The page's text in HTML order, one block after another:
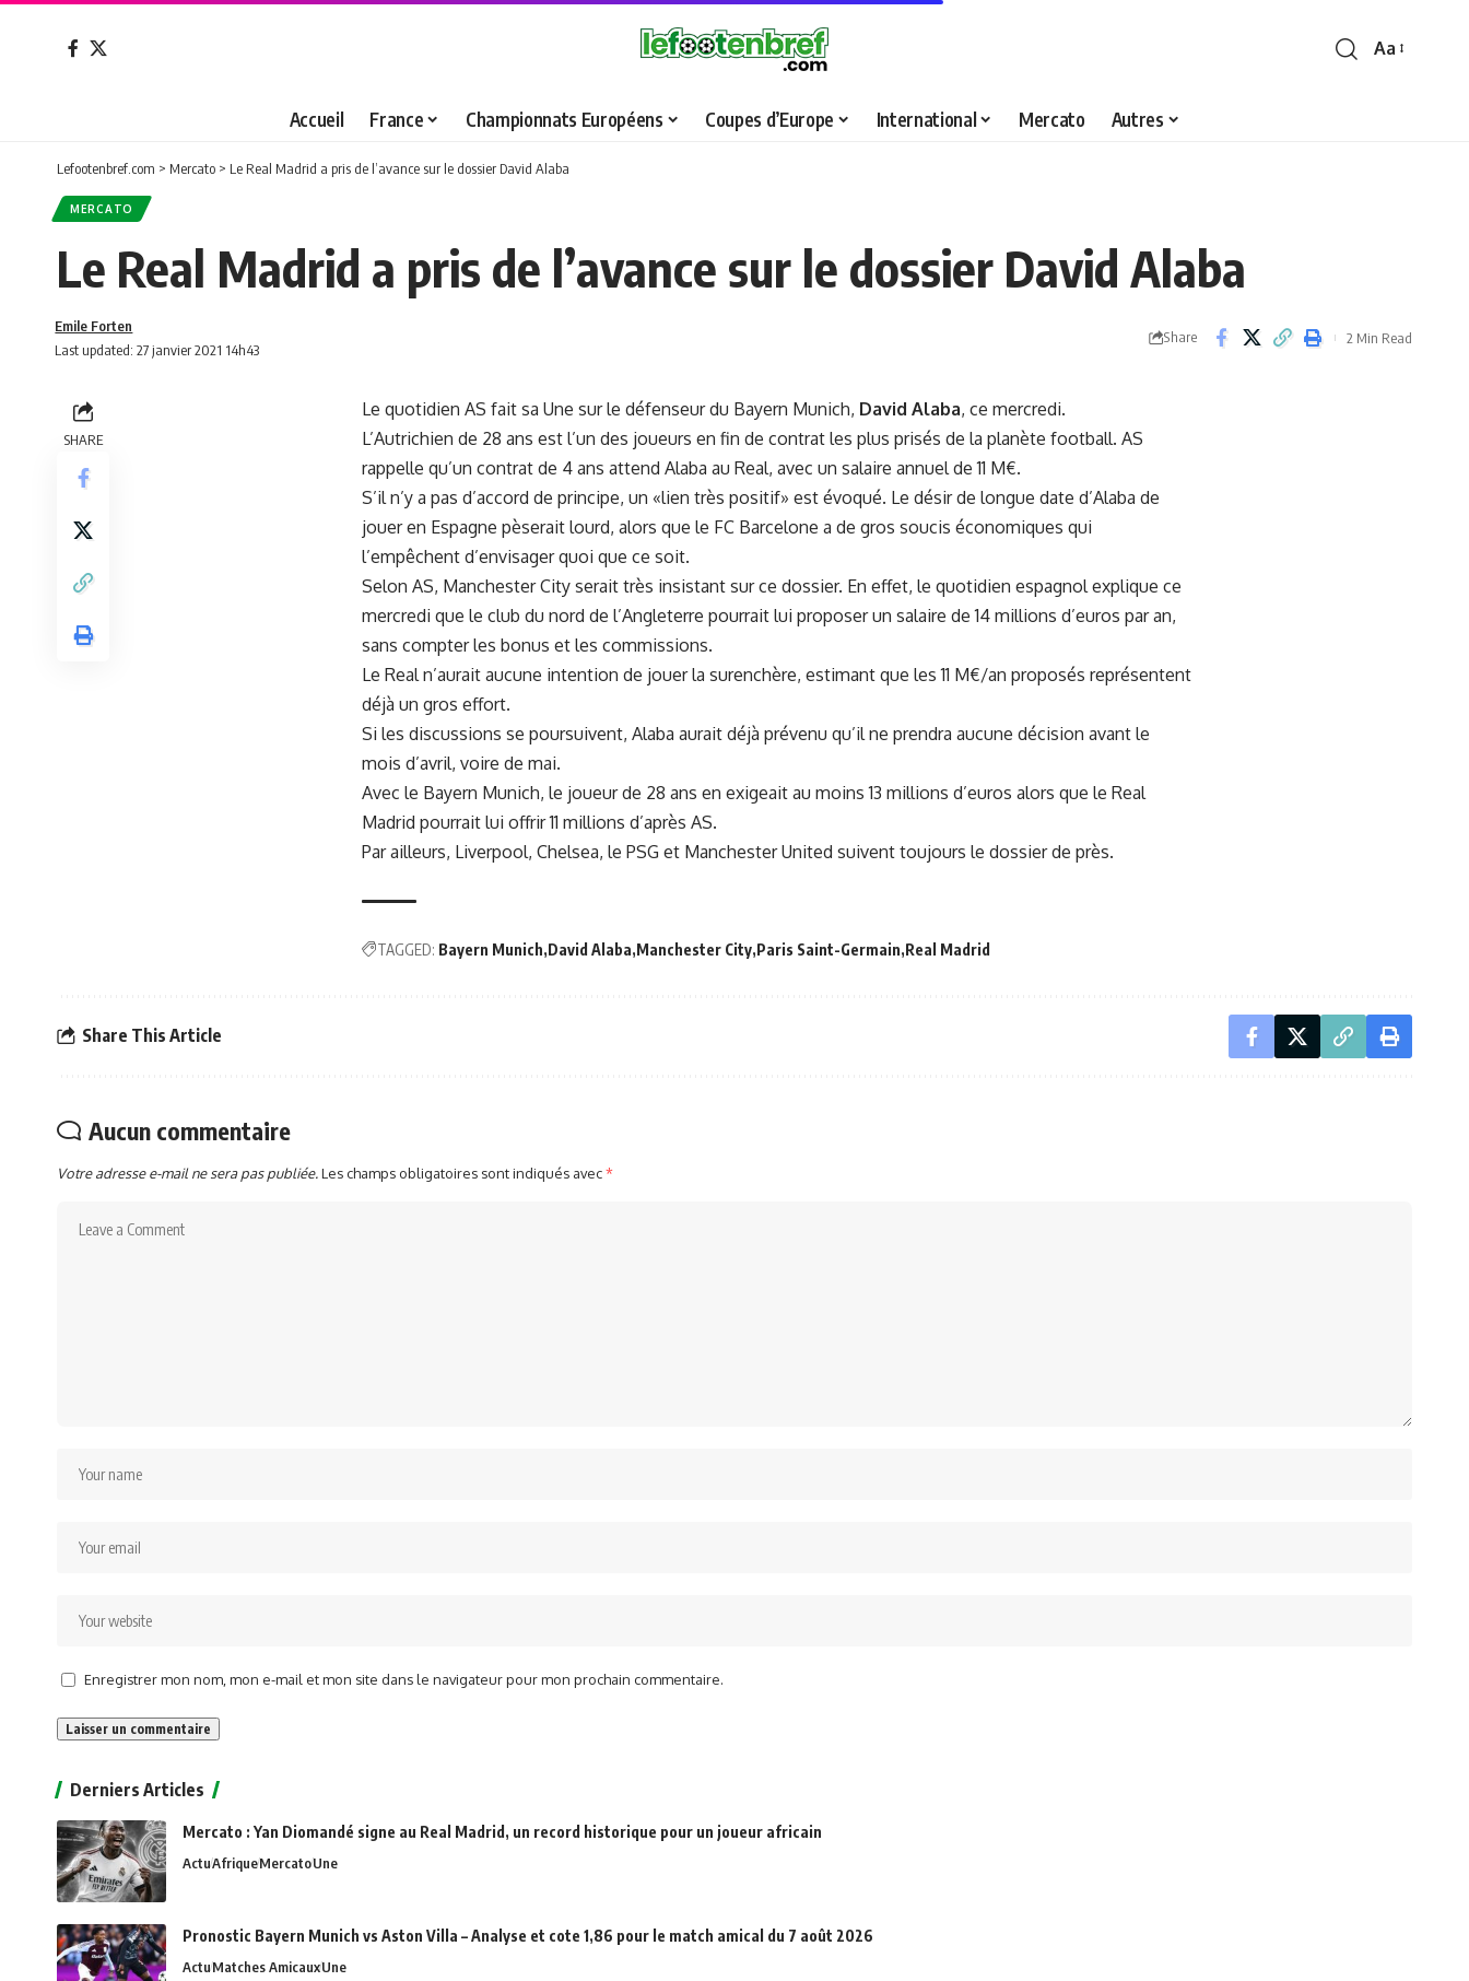
Font
Aa
Accueil France Championnats Européens Coupes d’Europe International Mercato Autres
Lefootenbref.com > Mercato > Le Real Madrid a pris de l’avance sur le dossier David Alaba
MERCATO
Le Real Madrid a pris de l’avance sur le dossier David Alaba
Last updated: 27 janvier 2021 14h43
Emile Forten
Share 2 Min Read
SHARE
Le quotidien AS fait sa Une sur le défenseur du Bayern Munich, David Alaba, ce mercredi.
L’Autrichien de 28 ans est l’un des joueurs en fin de contrat les plus prisés de la planète football. AS
rappelle qu’un contrat de 4 ans attend Alaba au Real, avec un salaire annuel de 11 M€.
S’il n’y a pas d’accord de principe, un «lien très positif» est évoqué. Le désir de longue date d’Alaba de
jouer en Espagne pèserait lourd, alors que le FC Barcelone a de gros soucis économiques qui
l’empêchent d’envisager quoi que ce soit.
Selon AS, Manchester City serait très insistant sur ce dossier. En effet, le quotidien espagnol explique ce
mercredi que le club du nord de l’Angleterre pourrait lui proposer un salaire de 14 millions d’euros par an,
sans compter les bonus et les commissions.
Le Real n’aurait aucune intention de jouer la surenchère, estimant que les 11 M€/an proposés représentent
déjà un gros effort.
Si les discussions se poursuivent, Alaba aurait déjà prévenu qu’il ne prendra aucune décision avant le
mois d’avril, voire de mai.
Avec le Bayern Munich, le joueur de 28 ans en exigeait au moins 13 millions d’euros alors que le Real
Madrid pourrait lui offrir 11 millions d’après AS.
Par ailleurs, Liverpool, Chelsea, le PSG et Manchester United suivent toujours le dossier de près.
TAGGED: Bayern Munich David Alaba Manchester City Paris Saint-Germain Real Madrid
Share This Article
Aucun commentaire
Votre adresse e-mail ne sera pas publiée.Les champs obligatoires sont indiqués avec*
Enregistrer mon nom, mon e-mail et mon site dans le navigateur pour mon prochain commentaire.
Derniers Articles
Mercato : Yan Diomandé signe au Real Madrid, un record historique pour un joueur africain
ActuAfriqueMercatoUne
Pronostic Bayern Munich vs Aston Villa – Analyse et cote 1,86 pour le match amical du 7 août 2026
ActuMatches AmicauxUne